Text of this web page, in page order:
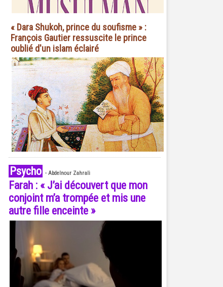
« Dara Shukoh, prince du soufisme » :
François Gautier ressuscite le prince
oublié d'un islam éclairé
Psycho - Abdelnour Zahrali
Farah : « J’ai découvert que mon
conjoint m’a trompée et mis une
autre fille enceinte »